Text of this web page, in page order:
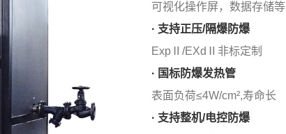
可视化操作屏，数据存储等
· 支持正压/隔爆防爆
ExpⅡ/EXdⅡ非标定制
· 国标防爆发热管
表面负荷≤4W/cm²,寿命长
· 支持整机/电控防爆